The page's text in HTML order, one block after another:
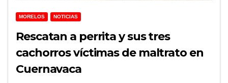
MORELOS NOTICIAS
Rescatan a perrita y sus tres
cachorros víctimas de maltrato en
Cuernavaca